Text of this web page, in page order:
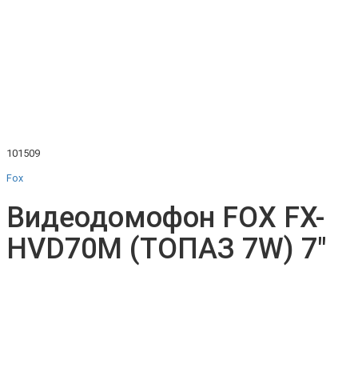
101509
Fox
Видеодомофон FOX FX-
HVD70М (ТОПАЗ 7W) 7"